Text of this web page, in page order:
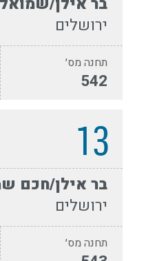
ירושלים
תחנה מס׳
542
13
בר אילן/חכם
ירושלים
תחנה מס׳